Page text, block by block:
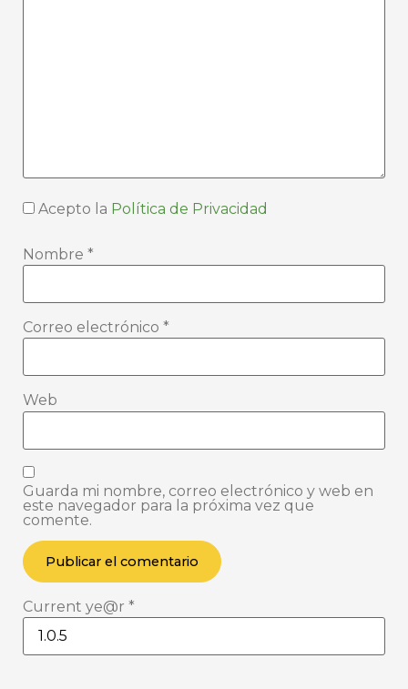
Acepto la Política de Privacidad
Nombre *
Correo electrónico *
Web
Guarda mi nombre, correo electrónico y web en
este navegador para la próxima vez que
comente.
Current ye@r *